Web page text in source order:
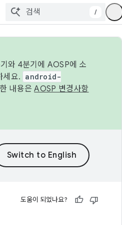
/
와 4분기에 AOSP에 소
세요. android-
내용은AOSP 변경사항
도움이 되었나요?